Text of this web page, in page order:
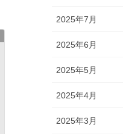
2025年7月
2025年6月
2025年5月
2025年4月
2025年3月